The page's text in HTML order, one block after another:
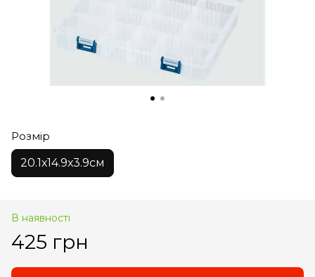
Розмір
20.1х14.9х3.9см
В наявності
425 грн